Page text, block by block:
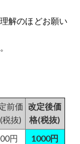
解のほどお願い
前価
税抜)
改定後価
格(税抜)
円
1000円